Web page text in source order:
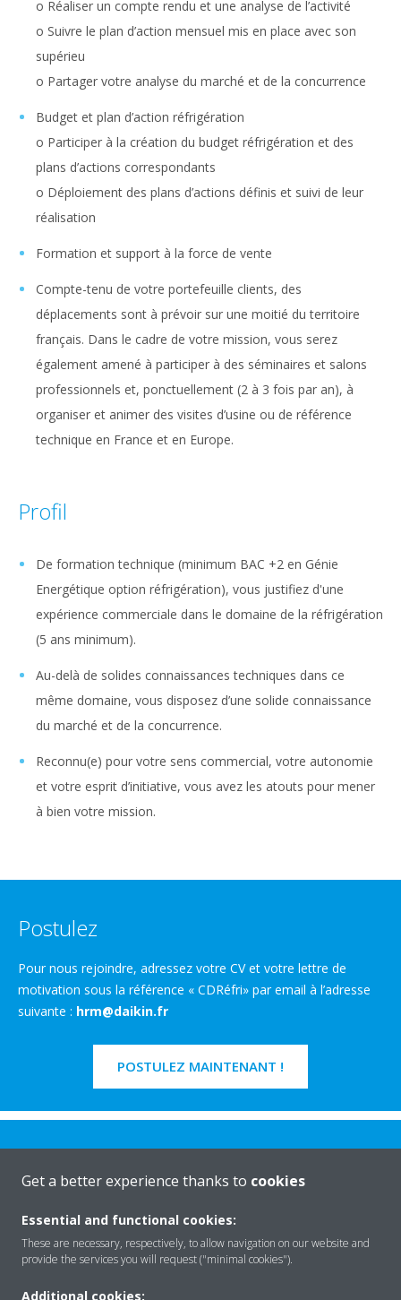
o Réaliser un compte rendu et une analyse de l’activité
o Suivre le plan d’action mensuel mis en place avec son
supérieu
o Partager votre analyse du marché et de la concurrence
Budget et plan d’action réfrigération
o Participer à la création du budget réfrigération et des
plans d’actions correspondants
o Déploiement des plans d’actions définis et suivi de leur
réalisation
Formation et support à la force de vente
Compte-tenu de votre portefeuille clients, des
déplacements sont à prévoir sur une moitié du territoire
français. Dans le cadre de votre mission, vous serez
également amené à participer à des séminaires et salons
professionnels et, ponctuellement (2 à 3 fois par an), à
organiser et animer des visites d’usine ou de référence
technique en France et en Europe.
Profil
De formation technique (minimum BAC +2 en Génie
Energétique option réfrigération), vous justifiez d'une
expérience commerciale dans le domaine de la réfrigération
(5 ans minimum).
Au-delà de solides connaissances techniques dans ce
même domaine, vous disposez d’une solide connaissance
du marché et de la concurrence.
Reconnu(e) pour votre sens commercial, votre autonomie
et votre esprit d’initiative, vous avez les atouts pour mener
à bien votre mission.
Postulez
Pour nous rejoindre, adressez votre CV et votre lettre de
motivation sous la référence « CDRéfri» par email à l’adresse
suivante : hrm@daikin.fr
POSTULEZ MAINTENANT !
Rreth nesh
Zgjidhje
Get a better experience thanks to cookies
Essential and functional cookies:
These are necessary, respectively, to allow navigation on our website and
provide the services you will request ("minimal cookies").
Additional cookies: